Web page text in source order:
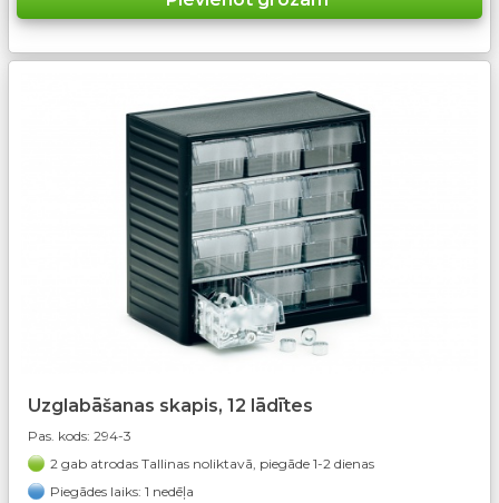
Uzglabāšanas skapis, 12 lādītes
Pas. kods: 294-3
2 gab atrodas Tallinas noliktavā, piegāde 1-2 dienas
Piegādes laiks: 1 nedēļa